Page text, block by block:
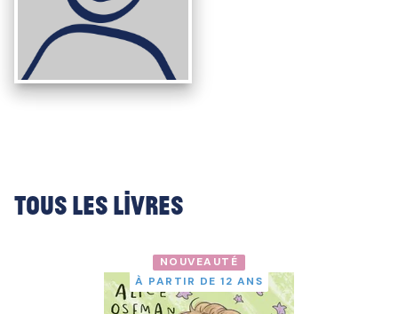
Tous les livres
NOUVEAUTÉ
À PARTIR DE 12 ANS